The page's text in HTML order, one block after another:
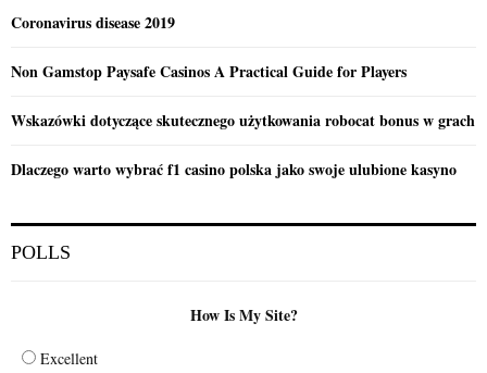
Coronavirus disease 2019
Non Gamstop Paysafe Casinos A Practical Guide for Players
Wskazówki dotyczące skutecznego użytkowania robocat bonus w grach
Dlaczego warto wybrać f1 casino polska jako swoje ulubione kasyno
POLLS
How Is My Site?
Excellent